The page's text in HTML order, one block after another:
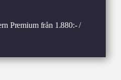
Premiumfrån 1.880:- /